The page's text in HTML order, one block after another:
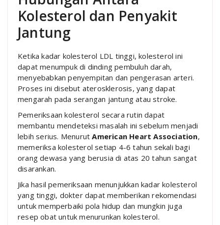
Kolesterol dan Penyakit
Jantung
Ketika kadar kolesterol LDL tinggi, kolesterol ini
dapat menumpuk di dinding pembuluh darah,
menyebabkan penyempitan dan pengerasan arteri.
Proses ini disebut aterosklerosis, yang dapat
mengarah pada serangan jantung atau stroke.
Pemeriksaan kolesterol secara rutin dapat
membantu mendeteksi masalah ini sebelum menjadi
lebih serius. MenurutAmerican Heart Association,
memeriksa kolesterol setiap 4-6 tahun sekali bagi
orang dewasa yang berusia di atas 20 tahun sangat
disarankan.
Jika hasil pemeriksaan menunjukkan kadar kolesterol
yang tinggi, dokter dapat memberikan rekomendasi
untuk memperbaiki pola hidup dan mungkin juga
resep obat untuk menurunkan kolesterol.